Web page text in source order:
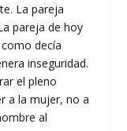
La pareja
pareja de hoy
decía
inseguridad.
el pleno
a la mujer, no a
al